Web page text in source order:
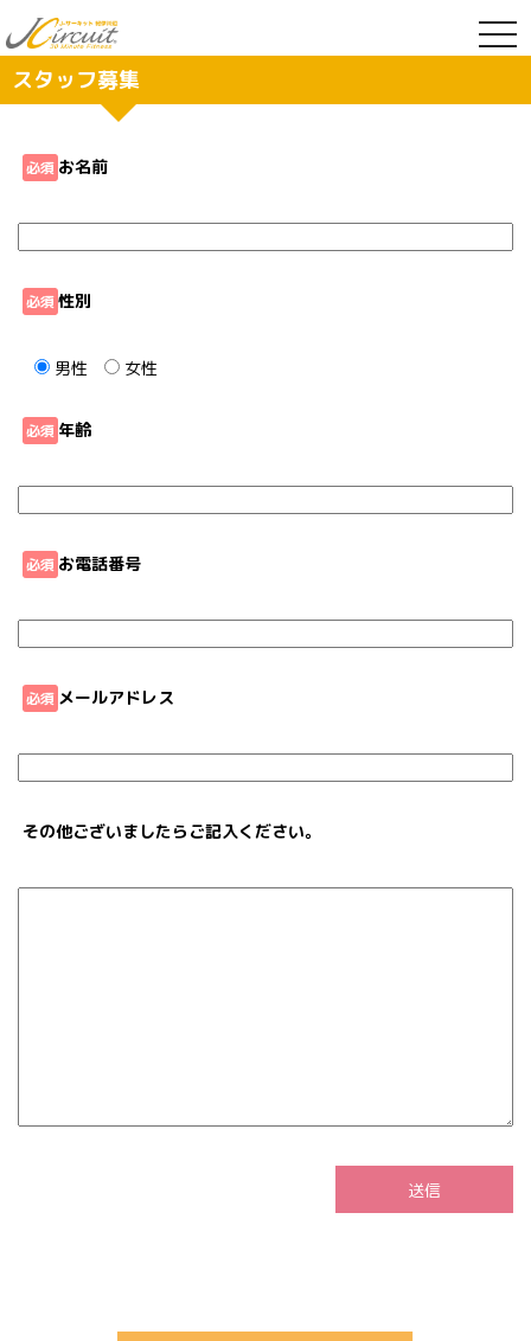
スタッフ募集
必須 お名前
必須性別
男性 女性
必須 年齢
必須 お電話番号
必須 メールアドレス
その他ございましたらご記入ください。